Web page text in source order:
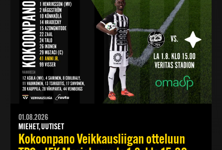
01.08.2026
MIEHET, UUTISET
Kokoonpano Veikkausliigan otteluun